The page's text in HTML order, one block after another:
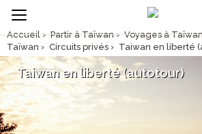
Accueil › Partir à Taïwan › Voyages à Taïwan
Taïwan › Circuits privés › Taiwan en liberté
Taiwan en liberté (autotour)